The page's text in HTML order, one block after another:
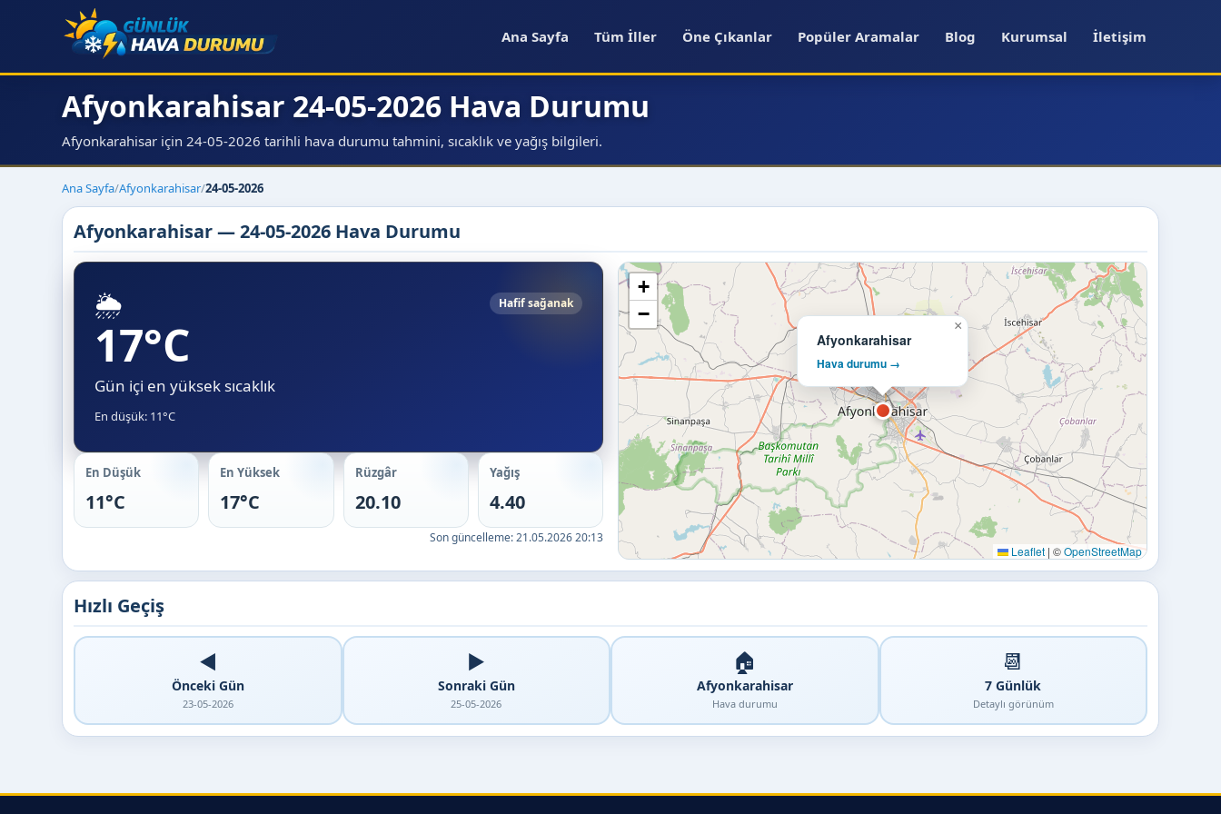
Ana Sayfa Tüm İller Öne Çıkanlar Popüler Aramalar Blog Kurumsal İletişim
Afyonkarahisar 24-05-2026 Hava Durumu
Afyonkarahisar için 24-05-2026 tarihli hava durumu tahmini, sıcaklık ve yağış bilgileri.
Ana Sayfa/Afyonkarahisar/24-05-2026
Afyonkarahisar — 24-05-2026 Hava Durumu
🌦️ Hafif sağanak
17°C
Gün içi en yüksek sıcaklık
En düşük: 11°C
En Düşük
11°C
En Yüksek
17°C
Rüzgâr
20.10
Yağış
4.40
Son güncelleme:21.05.2026 20:13
Afyonkarahisar
Hava durumu →
×
+
−
Leaflet | ©OpenStreetMap
Hızlı Geçiş
◀️
Önceki Gün
23-05-2026
▶️
Sonraki Gün
25-05-2026
🏠
Afyonkarahisar
Hava durumu
📆
7 Günlük
Detaylı görünüm